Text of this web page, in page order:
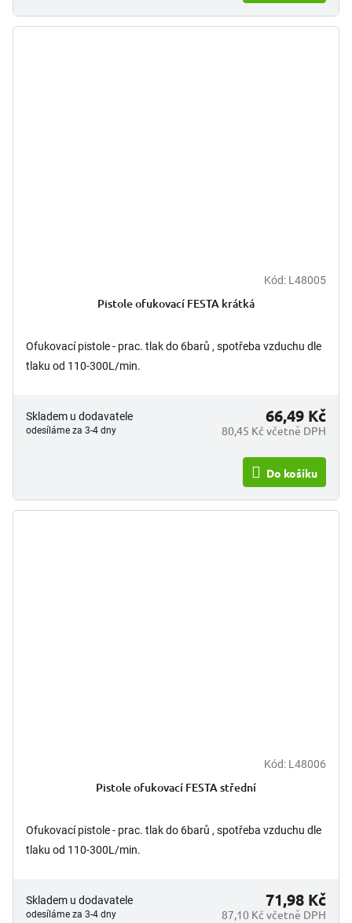
Kód: L48005
Pistole ofukovací FESTA krátká
Ofukovací pistole - prac. tlak do 6barů , spotřeba vzduchu dle
tlaku od 110-300L/min.
Skladem u dodavatele
odesíláme za 3-4 dny 80,45 Kč včetně DPH
66,49 Kč
Do košíku
Kód: L48006
Pistole ofukovací FESTA střední
Ofukovací pistole - prac. tlak do 6barů , spotřeba vzduchu dle
tlaku od 110-300L/min.
Skladem u dodavatele
odesíláme za 3-4 dny 87,10 Kč včetně DPH
71,98 Kč